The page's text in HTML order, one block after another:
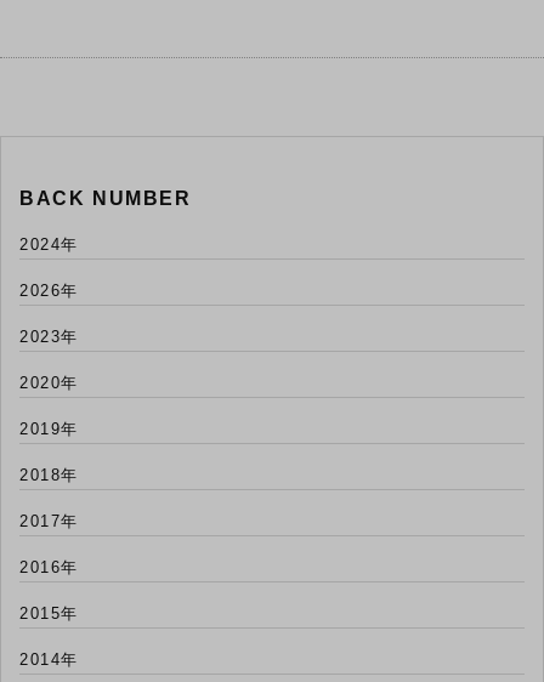
BACK NUMBER
2024年
2026年
2023年
2020年
2019年
2018年
2017年
2016年
2015年
2014年